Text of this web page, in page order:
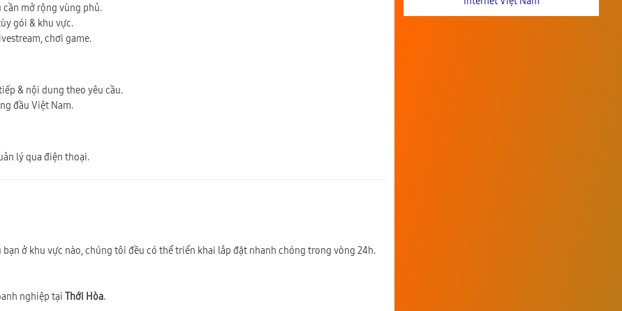
cần mở rộng vùng phủ.
gói & khu vực.
chơi game.
& nội dung theo yêu cầu.
đầu Việt Nam.
lý qua điện thoại.
bạn ở khu vực nào, chúng tôi đều có thể triển khai lắp đặt nhanh chóng trong vòng 24h.
nghiệp tại Thới Hòa.